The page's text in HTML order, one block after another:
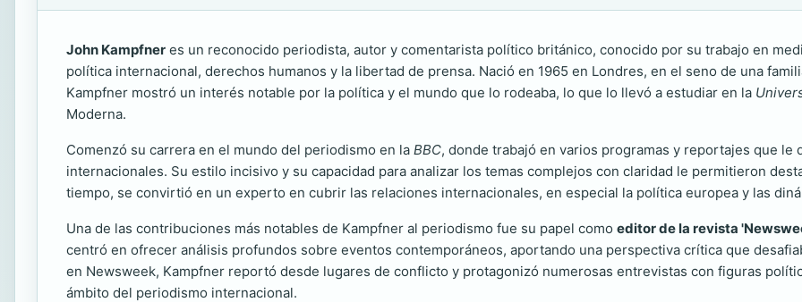
John Kampfner es un reconocido periodista, autor y comentarista político británico, conocido por su trabajo en
política internacional, derechos humanos y la libertad de prensa. Nació en 1965 en Londres, en el seno de una
Kampfner mostró un interés notable por la política y el mundo que lo rodeaba, lo que lo llevó a estudiar en la
Moderna.
Comenzó su carrera en el mundo del periodismo en la BBC, donde trabajó en varios programas y reportajes que
internacionales. Su estilo incisivo y su capacidad para analizar los temas complejos con claridad le permitieron
tiempo, se convirtió en un experto en cubrir las relaciones internacionales, en especial la política europea y las
Una de las contribuciones más notables de Kampfner al periodismo fue su papel como editor de la revista
centró en ofrecer análisis profundos sobre eventos contemporáneos, aportando una perspectiva crítica que
en Newsweek, Kampfner reportó desde lugares de conflicto y protagonizó numerosas entrevistas con figuras
ámbito del periodismo internacional.